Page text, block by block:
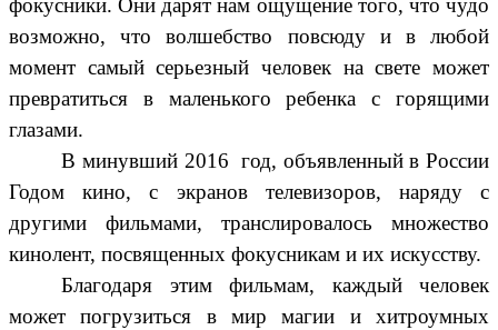
возможно, что волшебство повсюду и в любой
момент самый серьезный человек на свете может
превратиться в маленького ребенка с горящими
глазами.
В минувший 2016 год, объявленный в России
Годом кино, с экранов телевизоров, наряду с
другими фильмами, транслировалось множество
кинолент, посвященных фокусникам и их искусству.
Благодаря этим фильмам, каждый человек
может погрузиться в мир магии и хитроумных